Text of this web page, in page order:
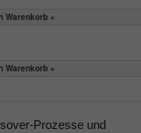
Prozesse und